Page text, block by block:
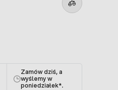
Zamów dziś, a
wyślemy w
poniedziałek*.